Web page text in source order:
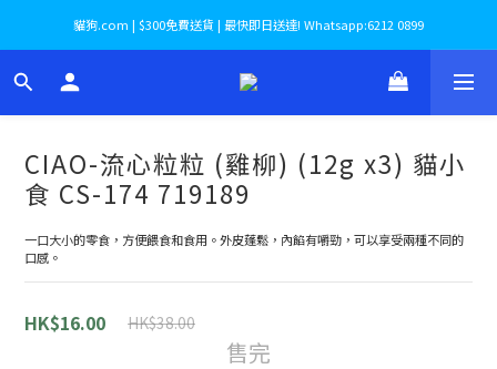
貓狗.com | $300免費送貨 | 最快即日送達! Whatsapp:6212 0899
CIAO-流心粒粒 (雞柳) (12g x3) 貓小
食 CS-174 719189
一口大小的零食，方便餵食和食用。外皮蓬鬆，內餡有嚼勁，可以享受兩種不同的
口感。
HK$16.00 HK$38.00
售完